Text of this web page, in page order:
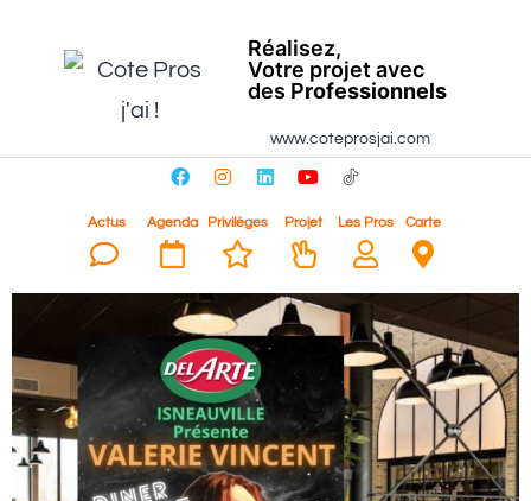
Réalisez,
Votre projet avec
des Professionnels
www.coteprosjai.com
Actus Agenda Privilèges Projet Les Pros Carte